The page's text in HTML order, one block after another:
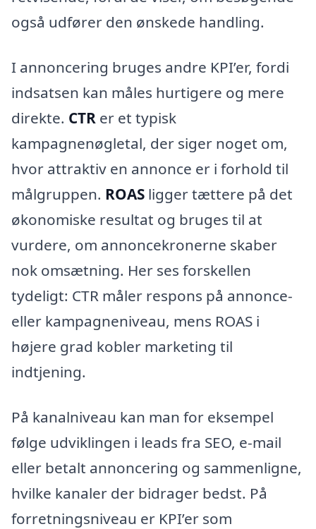
også udfører den ønskede handling.
I annoncering bruges andre KPI’er, fordi
indsatsen kan måles hurtigere og mere
direkte. CTR er et typisk
kampagnenøgletal, der siger noget om,
hvor attraktiv en annonce er i forhold til
målgruppen. ROAS ligger tættere på det
økonomiske resultat og bruges til at
vurdere, om annoncekronerne skaber
nok omsætning. Her ses forskellen
tydeligt: CTR måler respons på annonce-
eller kampagneniveau, mens ROAS i
højere grad kobler marketing til
indtjening.
På kanalniveau kan man for eksempel
følge udviklingen i leads fra SEO, e-mail
eller betalt annoncering og sammenligne,
hvilke kanaler der bidrager bedst. På
forretningsniveau er KPI’er som